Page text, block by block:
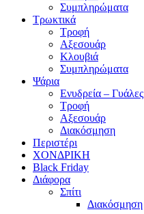
Συμπληρώματα
Τρωκτικά
Τροφή
Αξεσουάρ
Κλουβιά
Συμπληρώματα
Ψάρια
Ενυδρεία – Γυάλες
Τροφή
Αξεσουάρ
Διακόσμηση
Περιστέρι
ΧΟΝΔΡΙΚΗ
Black Friday
Διάφορα
Σπίτι
Διακόσμηση